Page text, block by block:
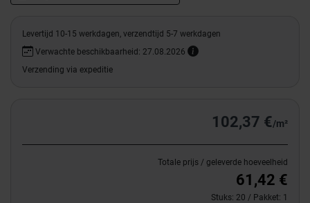
Levertijd 10-15 werkdagen, verzendtijd 5-7 werkdagen
Verwachte beschikbaarheid: 27.08.2026
Verzending via expeditie
102,37 €/m²
Totale prijs / geleverde hoeveelheid
61,42 €
Stuks: 20 / Pakket: 1